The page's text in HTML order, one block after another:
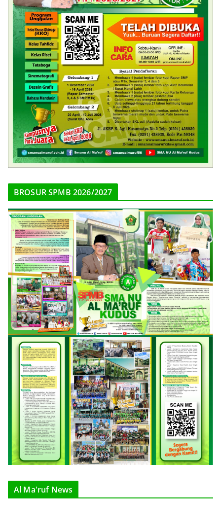
BROSUR SPMB 2026/2027
Al Ma'ruf News